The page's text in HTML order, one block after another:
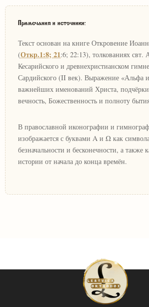
Примечания и источники:
Текст основан на книге Откровение
(Откр.1:8; 21:6; 22:13), толкованиях свт.
Кесарийского и древнехристианском
Сардийского (II век). Выражение «Альфа
важнейших именований Христа,
вечность, Божественность и полноту
В православной иконографии и
изображается с буквами Α и Ω как
безначальности и бесконечности, а также
истории от начала до конца времён.